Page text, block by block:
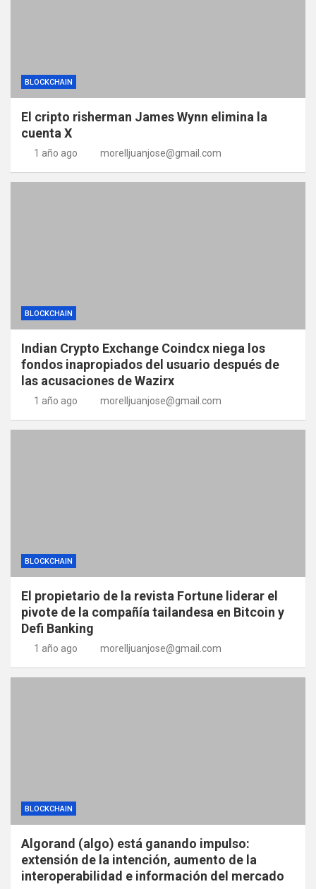
BLOCKCHAIN
El cripto risherman James Wynn elimina la
cuenta X
1 año ago morelljuanjose@gmail.com
BLOCKCHAIN
Indian Crypto Exchange Coindcx niega los
fondos inapropiados del usuario después de
las acusaciones de Wazirx
1 año ago morelljuanjose@gmail.com
BLOCKCHAIN
El propietario de la revista Fortune liderar el
pivote de la compañía tailandesa en Bitcoin y
Defi Banking
1 año ago morelljuanjose@gmail.com
BLOCKCHAIN
Algorand (algo) está ganando impulso:
extensión de la intención, aumento de la
interoperabilidad e información del mercado